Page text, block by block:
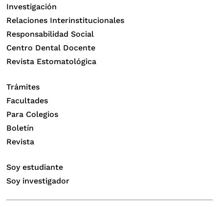
Investigación
Relaciones Interinstitucionales
Responsabilidad Social
Centro Dental Docente
Revista Estomatológica
Trámites
Facultades
Para Colegios
Boletín
Revista
Soy estudiante
Soy investigador